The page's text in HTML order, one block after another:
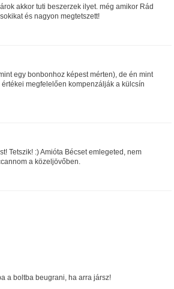
akkor tuti beszerzek ilyet. még amikor Rád
és nagyon megtetszett!
egy bonbonhoz képest mérten), de én mint
megfelelően kompenzálják a külcsín
Tetszik! :) Amióta Bécset emlegeted, nem
a közeljövőben.
a boltba beugrani, ha arra jársz!